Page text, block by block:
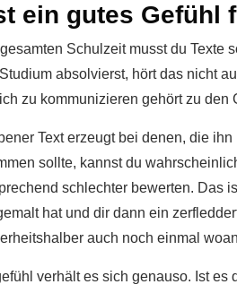
ein gutes Gefühl
Schulzeit musst du Texte
absolvierst, hört das nicht
zu kommunizieren gehört zu
Text erzeugt bei denen, die
sollte, kannst du
schlechter bewerten. Das
hat und dir dann ein
auch noch einmal
verhält es sich genauso. Ist